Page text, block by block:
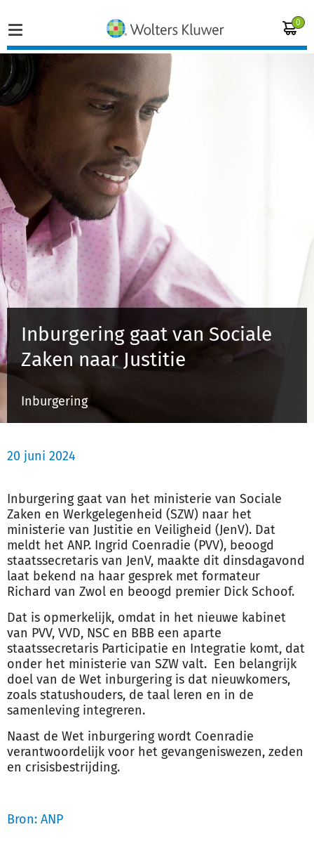
0
Actueel
Producten
Opleidingen
Juridisch advies
Inloggen
Inburgering gaat van Sociale
Zaken naar Justitie
Inburgering
20 juni 2024
Inburgeringgaat van het ministerie van Sociale
Zaken en Werkgelegenheid (SZW) naar het
ministerie van Justitie en Veiligheid (JenV). Dat
meldt het ANP. Ingrid Coenradie (PVV), beoogd
staatssecretaris van JenV, maakte dit dinsdagavond
laat bekend na haar gesprek met formateur
Richard van Zwol en beoogd premier Dick Schoof.
Dat is opmerkelijk, omdat in het nieuwe kabinet
van PVV, VVD, NSC en BBB een aparte
staatssecretaris Participatie en Integratie komt, dat
onder het ministerie van SZW valt. Een belangrijk
doel van de Wet inburgeringis dat nieuwkomers,
zoals statushouders, de taal leren en in de
samenleving integreren.
Naast de Wet inburgeringwordt Coenradie
verantwoordelijk voor het gevangeniswezen, zeden
en crisisbestrijding.
Bron: ANP